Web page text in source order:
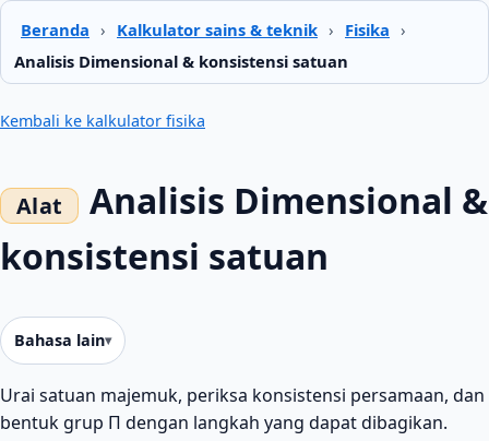
Beranda › Kalkulator sains & teknik › Fisika ›
Analisis Dimensional & konsistensi satuan
Kembali ke kalkulator fisika
Analisis Dimensional &
konsistensi satuan
Bahasa lain
Urai satuan majemuk, periksa konsistensi persamaan, dan
bentuk grup Π dengan langkah yang dapat dibagikan.